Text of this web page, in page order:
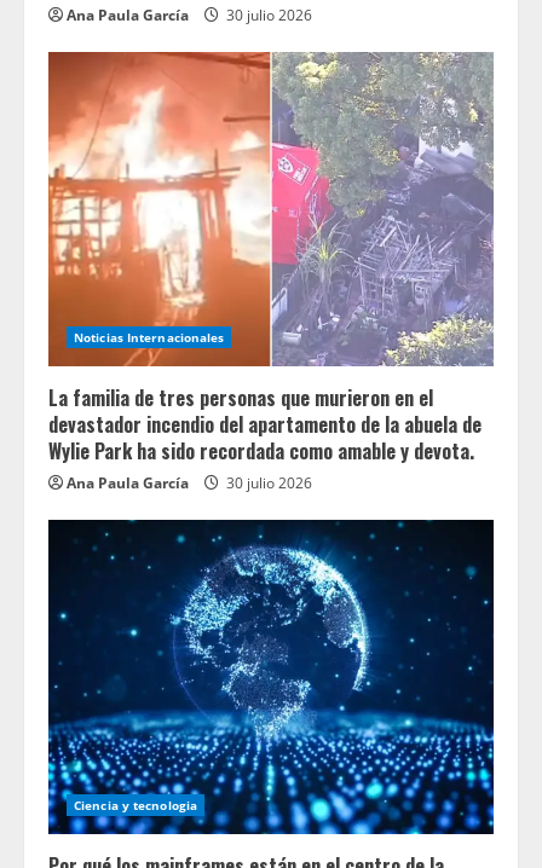
Ana Paula García 30 julio 2026
Noticias Internacionales
La familia de tres personas que murieron en el
devastador incendio del apartamento de la abuela de
Wylie Park ha sido recordada como amable y devota.
Ana Paula García 30 julio 2026
Ciencia y tecnologia